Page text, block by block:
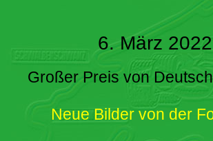
6. März 2022
Großer Preis von
Neue Bilder von der